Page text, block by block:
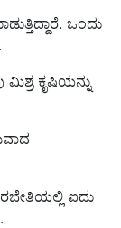
ಒಂದು
.
ಕೃಷಿಯನ್ನು
ಐದು